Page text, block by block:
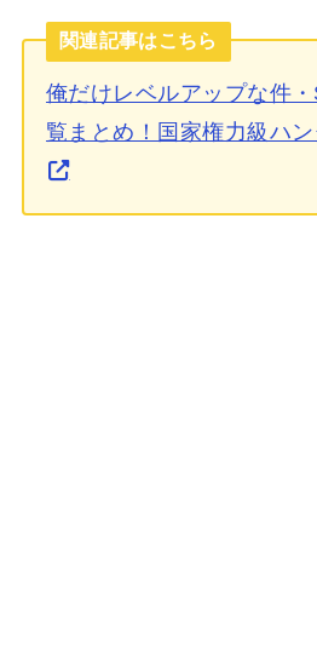
関連記事はこちら
俺だけレベルアップな件
覧まとめ！国家権力級ハ